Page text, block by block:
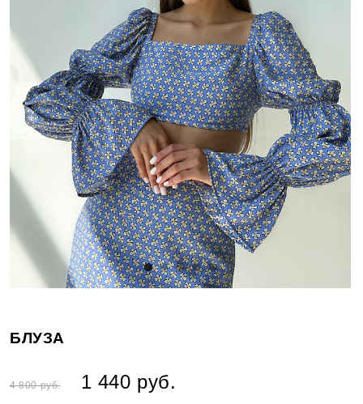
БЛУЗА
4 800 руб. 1 440 руб.